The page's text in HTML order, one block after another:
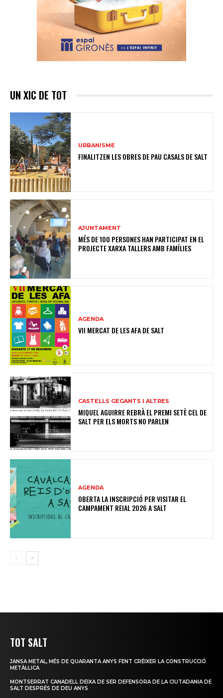
UN XIC DE TOT
URBANISME
FINALITZEN LES OBRES DE PAU CASALS DE SALT
AJUNTAMENT
MÉS DE 100 PERSONES HAN PARTICIPAT EN EL
PROJECTE XARXA TALLERS AMB FAMÍLIES
AGENDA
VII MERCAT DE LES AFA DE SALT
CASTELLS GEGANTS I ALTRES
MIQUEL AGUIRRE REBRÀ EL PREMI SETÈ CEL DE
SALT PER ELS MORTS NO PARLEN
AGENDA
OBERTA LA INSCRIPCIÓ PER VISITAR EL
CAMPAMENT REIAL 2026 A SALT
TOT SALT
JANSA METAL, MÉS DE QUARANTA ANYS FENT CRÉIXER LA CONSTRUCCIÓ
METÀL·LICA
MONTSERRAT CANADELL DEIXA DE SER DEFENSORA DE LA CIUTADANIA DE
SALT DESPRÉS DE DEU ANYS